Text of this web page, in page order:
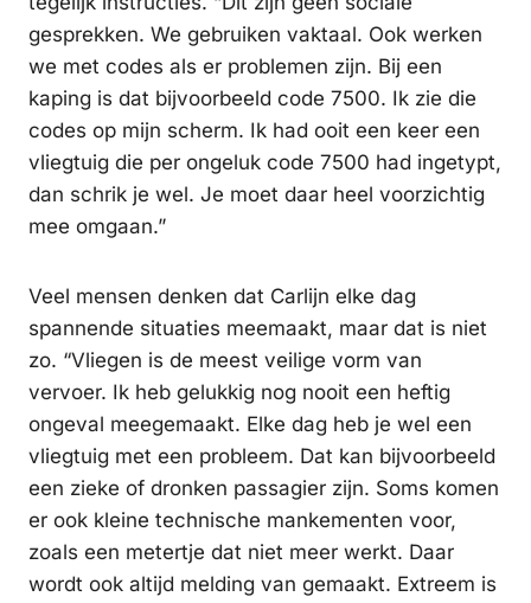
gesprekken. We gebruiken vaktaal. Ook werken
we met codes als er problemen zijn. Bij een
kaping is dat bijvoorbeeld code 7500. Ik zie die
codes op mijn scherm. Ik had ooit een keer een
vliegtuig die per ongeluk code 7500 had ingetypt,
dan schrik je wel. Je moet daar heel voorzichtig
mee omgaan.”
Veel mensen denken dat Carlijn elke dag
spannende situaties meemaakt, maar dat is niet
zo. “Vliegen is de meest veilige vorm van
vervoer. Ik heb gelukkig nog nooit een heftig
ongeval meegemaakt. Elke dag heb je wel een
vliegtuig met een probleem. Dat kan bijvoorbeeld
een zieke of dronken passagier zijn. Soms komen
er ook kleine technische mankementen voor,
zoals een metertje dat niet meer werkt. Daar
wordt ook altijd melding van gemaakt. Extreem is